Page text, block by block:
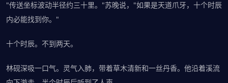
"传送坐标波动半径约三十里。"苏晚说，"如果是天道爪牙，十个时辰
内必能找到你。"
十个时辰。不到两天。
林砚深吸一口气。灵气入肺，带着草木清新和一丝丹香。他沿着溪流